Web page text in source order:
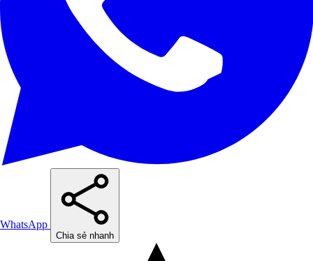
WhatsApp
Chia sẻ nhanh